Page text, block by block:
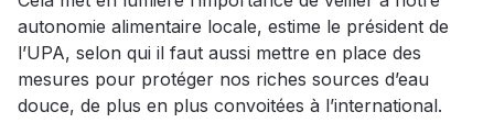
autonomie alimentaire locale, estime le président de
l’UPA, selon qui il faut aussi mettre en place des
mesures pour protéger nos riches sources d’eau
douce, de plus en plus convoitées à l’international.